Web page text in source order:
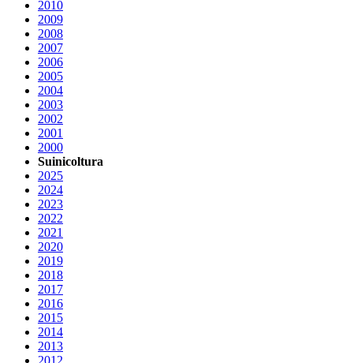
2010
2009
2008
2007
2006
2005
2004
2003
2002
2001
2000
Suinicoltura
2025
2024
2023
2022
2021
2020
2019
2018
2017
2016
2015
2014
2013
2012